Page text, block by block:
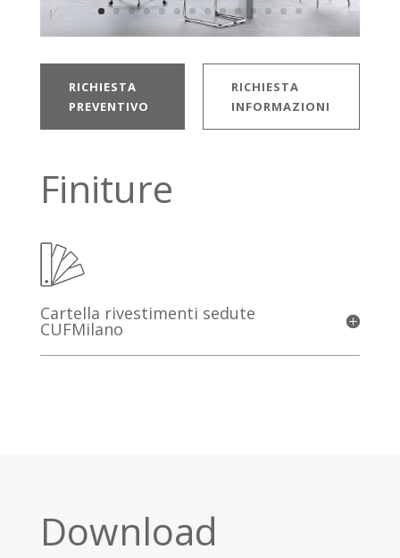
RICHIESTA
PREVENTIVO
RICHIESTA
INFORMAZIONI
Finiture
Cartella rivestimenti sedute
CUFMilano
Download